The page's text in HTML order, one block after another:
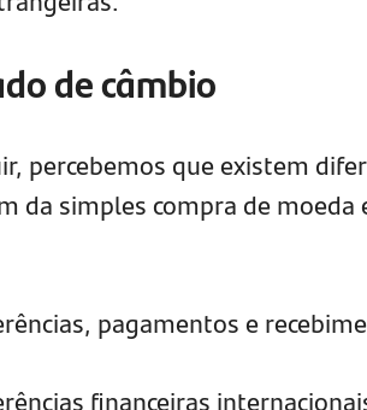
de câmbio
percebemos que existem
da simples compra de
pagamentos e
financeiras